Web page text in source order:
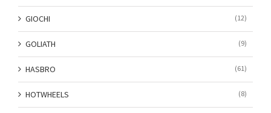
GIOCHI (12)
GOLIATH (9)
HASBRO (61)
HOTWHEELS (8)